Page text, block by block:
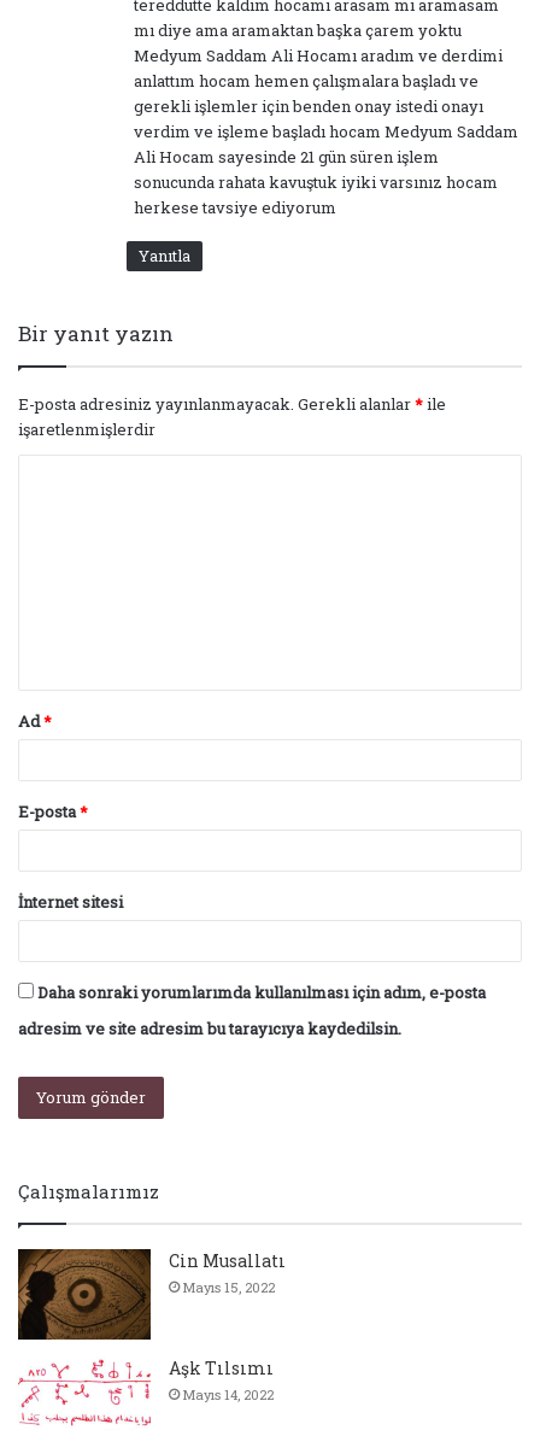
tereddütte kaldım hocamı arasam mı aramasam
mı diye ama aramaktan başka çarem yoktu
Medyum Saddam Ali Hocamı aradım ve derdimi
anlattım hocam hemen çalışmalara başladı ve
gerekli işlemler için benden onay istedi onayı
verdim ve işleme başladı hocam Medyum Saddam
Ali Hocam sayesinde 21 gün süren işlem
sonucunda rahata kavuştuk iyiki varsınız hocam
herkese tavsiye ediyorum
Yanıtla
Bir yanıt yazın
E-posta adresiniz yayınlanmayacak. Gerekli alanlar*ile
işaretlenmişlerdir
Ad*
E-posta*
İnternet sitesi
Daha sonraki yorumlarımda kullanılması için adım, e-posta
adresim ve site adresim bu tarayıcıya kaydedilsin.
Çalışmalarımız
Cin Musallatı
Mayıs 15, 2022
Aşk Tılsımı
Mayıs 14, 2022